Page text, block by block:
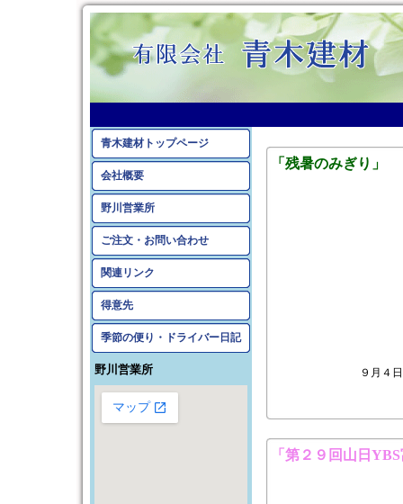
青木建材トップページ
会社概要
野川営業所
ご注文・お問い合わせ
関連リンク
得意先
季節の便り・ドライバー日記
野川営業所
「残暑のみぎり」
９月４
「第２９回山日